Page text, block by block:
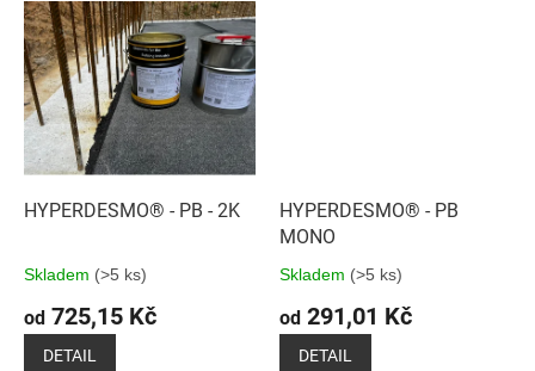
HYPERDESMO® - PB - 2K
Skladem (>5 ks)
od 725,15 Kč
DETAIL
HYPERDESMO® - PB
MONO
Skladem (>5 ks)
od 291,01 Kč
DETAIL